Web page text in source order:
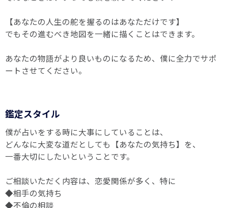
【あなたの人生の舵を握るのはあなただけです】
でもその進むべき地図を一緒に描くことはできます。
あなたの物語がより良いものになるため、僕に全力でサポ
ートさせてください。
鑑定スタイル
僕が占いをする時に大事にしていることは、
どんなに大変な道だとしても【あなたの気持ち】を、
一番大切にしたいということです。
ご相談いただく内容は、恋愛関係が多く、特に
◆相手の気持ち
◆不倫の相談